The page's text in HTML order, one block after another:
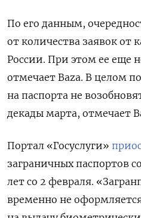
По его данным,
от количества заявок от
России. При этом ее еще
отмечает Baza. В целом
на паспорта не
декады марта, отмечает
Портал «Госуслуги»
заграничных паспортов
лет со 2 февраля.
временно не